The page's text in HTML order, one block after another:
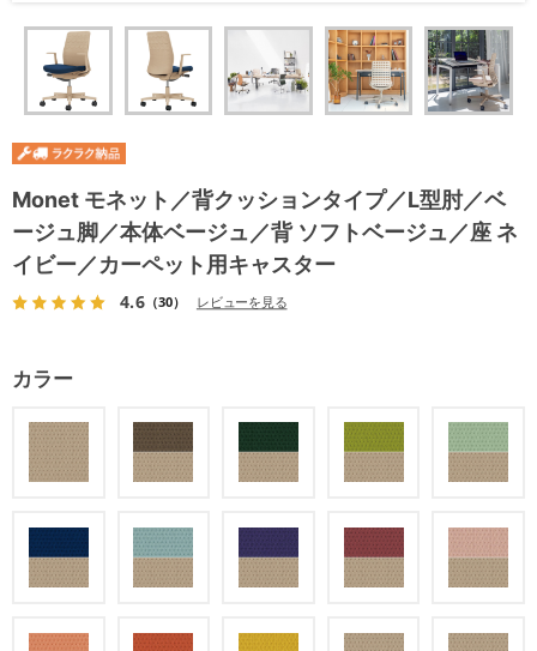
Monet モネット／背クッションタイプ／L型肘／ベ
ージュ脚／本体ベージュ／背 ソフトベージュ／座 ネ
イビー／カーペット用キャスター
4.6（30） レビューを見る
カラー